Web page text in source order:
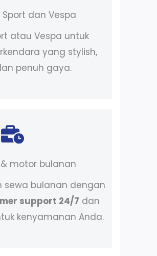
Sport dan Vespa
atau Vespa untuk
yang stylish,
penuh gaya.
motor bulanan
sewa bulanan dengan
support 24/7 dan
kenyamanan Anda.